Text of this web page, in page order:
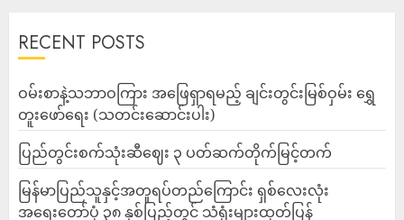
RECENT POSTS
ဝမ်းစာနဲ့သဘာဝကြား အဖြေရှာရမည့် ချင်းတွင်းမြစ်ဝှမ်း ရွှေ
တူးဖော်ရေး (သတင်းဆောင်းပါး)
ပြည်တွင်းစက်သုံးဆီဈေး ၃ ပတ်ဆက်တိုက်မြင့်တက်
မြန်မာပြည်သူနှင့်အတူရပ်တည်ကြောင်း ရှစ်လေးလုံး
အရေးတော်ပုံ ၃၈ နှစ်ပြည့်တွင် သံရုံးများထုတ်ပြန်